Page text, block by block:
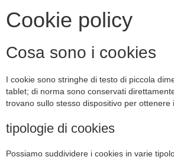
Cookie policy
Cosa sono i cookies
I cookie sono stringhe di testo di piccola
tablet; di norma sono conservati
trovano sullo stesso dispositivo per ottenere
tipologie di cookies
Possiamo suddividere i cookies in varie